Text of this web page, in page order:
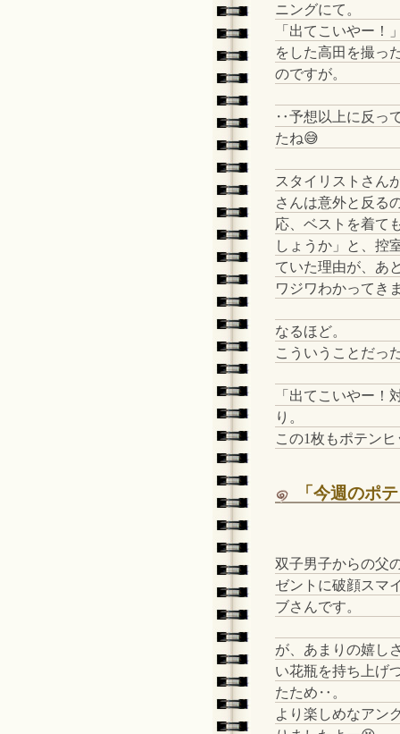
ニングにて。
「出てこいやー！
をした高田を撮っ
のですが。
‥予想以上に反っ
たね😅
スタイリストさん
さんは意外と反る
応、ベストを着て
しょうか」と、控
ていた理由が、あ
ワジワわかってき
なるほど。
こういうことだっ
「出てこいやー！
り。
この1枚もポテン
「今週のポ
双子男子からの父
ゼントに破顔スマ
ブさんです。
が、あまりの嬉し
い花瓶を持ち上げ
たため‥。
より楽しめなアン